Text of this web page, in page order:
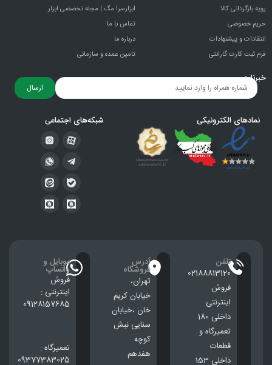
رویه بازگردانی کالا
حریم خصوصی
انتقادات و پيشنهادات
فرم ثبت کارت گارانتی
ابزارسرا مگ | مجله تخصصی ابزار
تماس با ما
درباره ما
تامین عمده و سازمانی
خبرنامه
ارسال
نمادهای الکترونیکی شبکه‌های اجتماعی
تلفن
02188813120
فروش
اینترنتی
داخلی 180
تعمیرگاه و
قطعات
داخلی 153
آدرس
فروشگاه
تهران،
خيابان كريم
خان ،خيابان
سنایی نبش
کوچه
هفدهم
موبایل و
واتساپ
فروش
اینترنتی :
09128157685
تعمیرگاه :
09377383025